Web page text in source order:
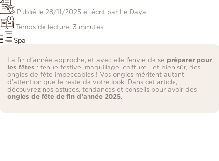
Publié le 28/11/2025 et écrit par Le Daya
Temps de lecture: 3 minutes
Spa
La fin d’année approche, et avec elle l’envie de se préparer pour
les fêtes : tenue festive, maquillage, coiffure… et bien sûr, des
ongles de fête impeccables ! Vos ongles méritent autant
d’attention que le reste de votre look. Dans cet article,
découvrez nos astuces, tendances et conseils pour avoir des
ongles de fête de fin d’année 2025.